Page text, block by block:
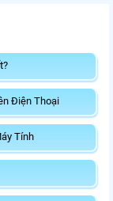
Điện Thoại
Tính